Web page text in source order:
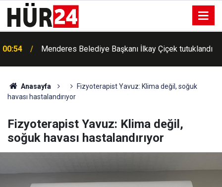
00:54 Menderes Belediye Başkanı İlkay Çiçek tutuklandı
Anasayfa
Fizyoterapist Yavuz: Klima değil, soğuk
havası hastalandırıyor
Fizyoterapist Yavuz: Klima değil,
soğuk havası hastalandırıyor